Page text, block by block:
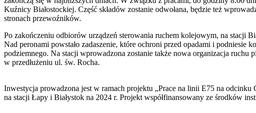
Kuźnicy Białostockiej. Część składów zostanie odwołana, będzie też
stronach przewoźników.
Po zakończeniu odbiorów urządzeń sterowania ruchem kolejowym, na stacji
Nad peronami powstało zadaszenie, które ochroni przed opadami i
podziemnego. Na stacji wprowadzona zostanie także nowa organizacja
w przedłużeniu ul. św. Rocha.
Inwestycja prowadzona jest w ramach projektu „Prace na linii E75 na
na stacji Łapy i Białystok na 2024 r. Projekt współfinansowany ze środków